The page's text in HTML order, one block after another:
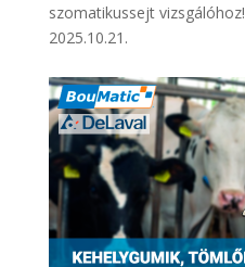
szomatikussejt vizsgálóhoz!
2025.10.21.